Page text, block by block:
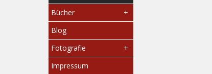
Bücher
Blog
Fotografie
Impressum